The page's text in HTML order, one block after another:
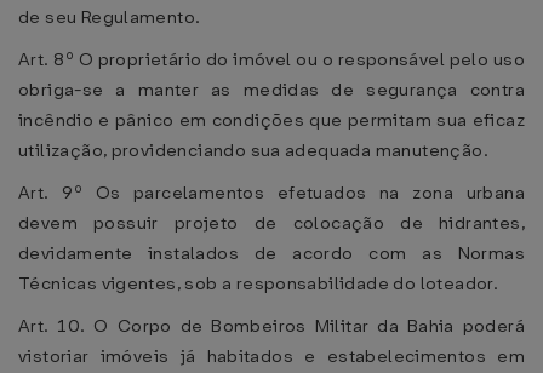
de seu Regulamento.
Art. 8º O proprietário do imóvel ou o responsável pelo uso
obriga-se a manter as medidas de segurança contra
incêndio e pânico em condições que permitam sua eficaz
utilização, providenciando sua adequada manutenção.
Art. 9º Os parcelamentos efetuados na zona urbana
devem possuir projeto de colocação de hidrantes,
devidamente instalados de acordo com as Normas
Técnicas vigentes, sob a responsabilidade do loteador.
Art. 10. O Corpo de Bombeiros Militar da Bahia poderá
vistoriar imóveis já habitados e estabelecimentos em